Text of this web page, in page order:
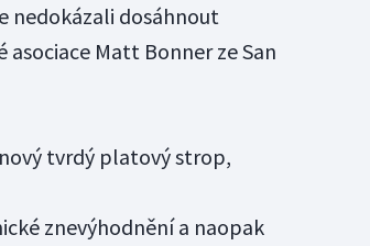
nedokázali dosáhnout
Matt Bonner ze San
tvrdý platový strop,
znevýhodnění a naopak